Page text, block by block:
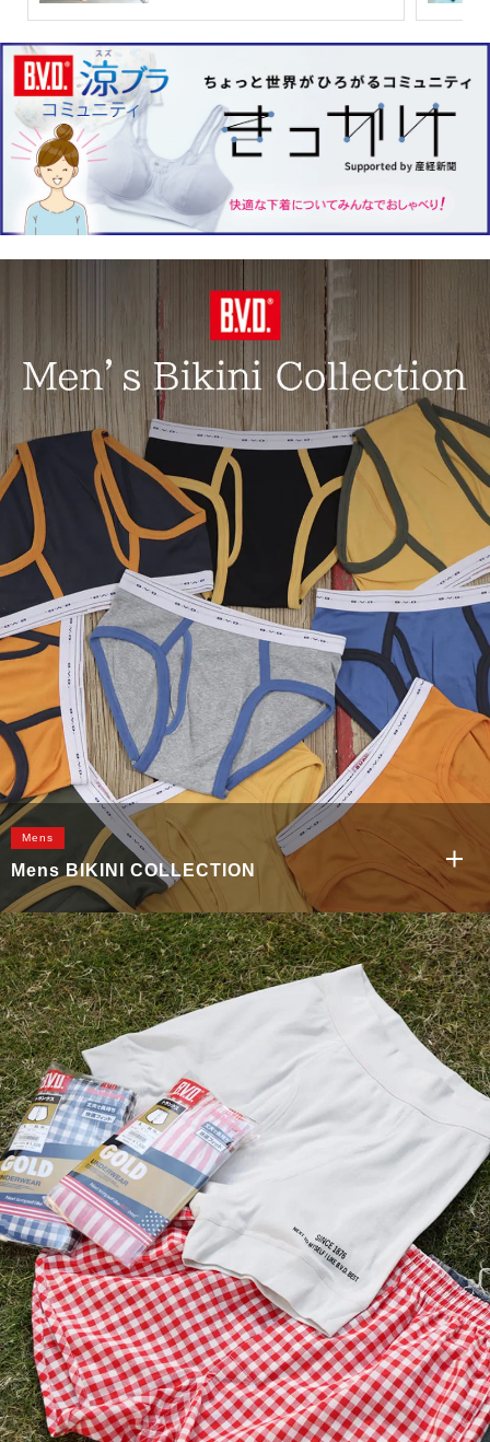
ハーフトップ ホールドタイプ ホック付き プリントハーフトップ
Mens
Mens BIKINI COLLECTION
GOLD カラービキニブリーフ Comfortable ビキニ ブリーフ
もっ